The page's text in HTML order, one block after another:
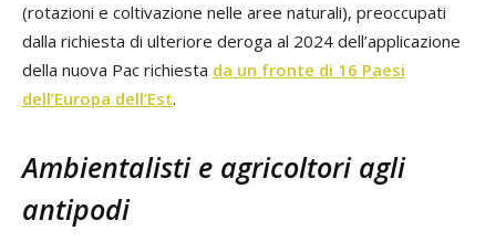
(rotazioni e coltivazione nelle aree naturali), preoccupati
dalla richiesta di ulteriore deroga al 2024 dell’applicazione
della nuova Pac richiesta da un fronte di 16 Paesi
dell’Europa dell’Est.
Ambientalisti e agricoltori agli
antipodi